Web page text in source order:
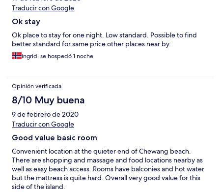
Traducir con Google
Ok stay
Ok place to stay for one night. Low standard. Possible to find
better standard for same price other places near by.
ingrid, se hospedó 1 noche
Opinión verificada
8/10 Muy buena
9 de febrero de 2020
Traducir con Google
Good value basic room
Convenient location at the quieter end of Chewang beach.
There are shopping and massage and food locations nearby as
well as easy beach access. Rooms have balconies and hot water
but the mattress is quite hard. Overall very good value for this
side of the island.